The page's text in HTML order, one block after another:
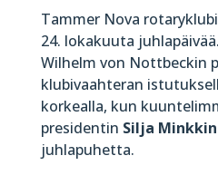
Tammer Nova
24. lokakuuta
Wilhelm von Nottbeckin
klubivaahteran
korkealla, kun
presidentin Silja
juhlapuhetta.